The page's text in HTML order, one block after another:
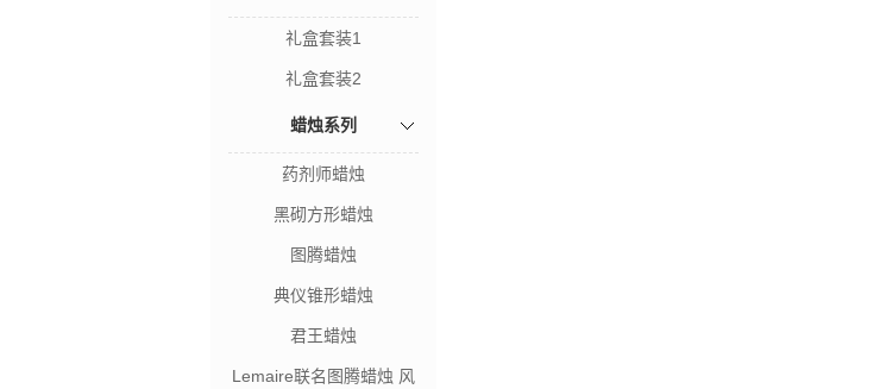
礼盒套装1
礼盒套装2
蜡烛系列
药剂师蜡烛
黑砌方形蜡烛
图腾蜡烛
典仪锥形蜡烛
君王蜡烛
Lemaire联名图腾蜡烛 风